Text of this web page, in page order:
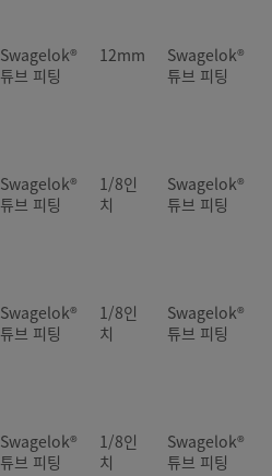
Swagelok®
튜브 피팅
12mm
Swagelok®
튜브 피팅
Swagelok®
튜브 피팅
1/8인
치
Swagelok®
튜브 피팅
Swagelok®
튜브 피팅
1/8인
치
Swagelok®
튜브 피팅
Swagelok®
튜브 피팅
1/8인
치
Swagelok®
튜브 피팅